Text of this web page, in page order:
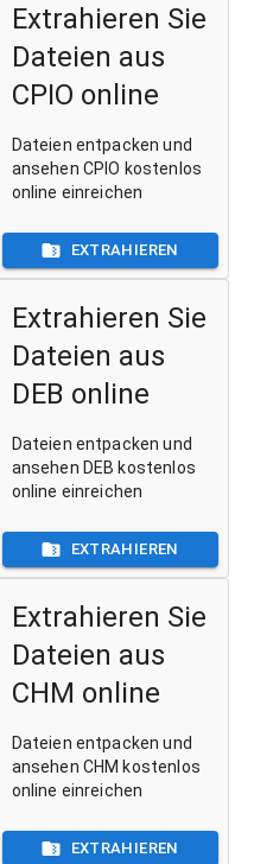
Extrahieren Sie
Dateien aus
CPIO online
Dateien entpacken und
ansehen CPIO kostenlos
online einreichen
EXTRAHIEREN
Extrahieren Sie
Dateien aus
DEB online
Dateien entpacken und
ansehen DEB kostenlos
online einreichen
EXTRAHIEREN
Extrahieren Sie
Dateien aus
CHM online
Dateien entpacken und
ansehen CHM kostenlos
online einreichen
EXTRAHIEREN